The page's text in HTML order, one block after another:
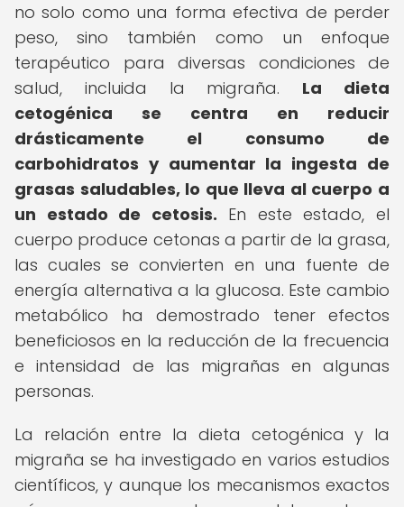
no solo como una forma efectiva de perder
peso, sino también como un enfoque
terapéutico para diversas condiciones de
salud, incluida la migraña. La dieta
cetogénica se centra en reducir
drásticamente el consumo de
carbohidratos y aumentar la ingesta de
grasas saludables, lo que lleva al cuerpo a
un estado de cetosis. En este estado, el
cuerpo produce cetonas a partir de la grasa,
las cuales se convierten en una fuente de
energía alternativa a la glucosa. Este cambio
metabólico ha demostrado tener efectos
beneficiosos en la reducción de la frecuencia
e intensidad de las migrañas en algunas
personas.
La relación entre la dieta cetogénica y la
migraña se ha investigado en varios estudios
científicos, y aunque los mecanismos exactos